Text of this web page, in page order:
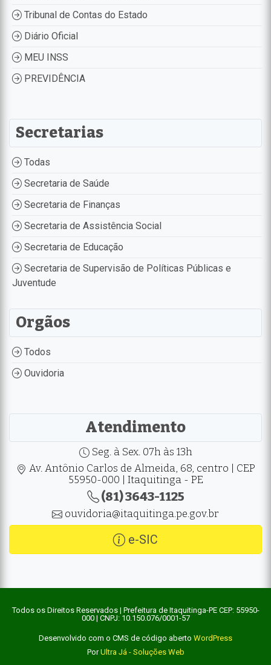
Tribunal de Contas do Estado
Diário Oficial
MEU INSS
PREVIDÊNCIA
Secretarias
Todas
Secretaria de Saúde
Secretaria de Finanças
Secretaria de Assistência Social
Secretaria de Educação
Secretaria de Supervisão de Políticas Públicas e
Juventude
Orgãos
Todos
Ouvidoria
Atendimento
Seg. à Sex. 07h às 13h
Av. Antônio Carlos de Almeida, 68, centro | CEP
55950-000 | Itaquitinga - PE
(81) 3643-1125
ouvidoria@itaquitinga.pe.gov.br
e-SIC
Todos os Direitos Reservados | Prefeitura de Itaquitinga-PE CEP: 55950-
000 | CNPJ: 10.150.076/0001-57
Desenvolvido com o CMS de código aberto WordPress
PorUltra Já - Soluções Web